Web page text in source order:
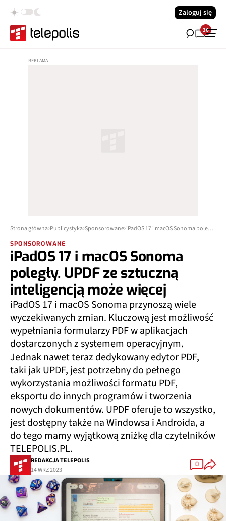
Zaloguj się
36
Strona główna Publicystyka Sponsorowane iPadOS 17 i macOS Sonoma poległy. UPDF ze sztuczną inteligencją może więcej
SPONSOROWANE
iPadOS 17 i macOS Sonoma
poległy. UPDF ze sztuczną
inteligencją może więcej
iPadOS 17 i macOS Sonoma przynoszą wiele
wyczekiwanych zmian. Kluczową jest możliwość
wypełniania formularzy PDF w aplikacjach
dostarczonych z systemem operacyjnym.
Jednak nawet teraz dedykowany edytor PDF,
taki jak UPDF, jest potrzebny do pełnego
wykorzystania możliwości formatu PDF,
eksportu do innych programów i tworzenia
nowych dokumentów. UPDF oferuje to wszystko,
jest dostępny także na Windowsa i Androida, a
do tego mamy wyjątkową zniżkę dla czytelników
TELEPOLIS.PL.
REDAKCJA TELEPOLIS
14 WRZ 2023
0